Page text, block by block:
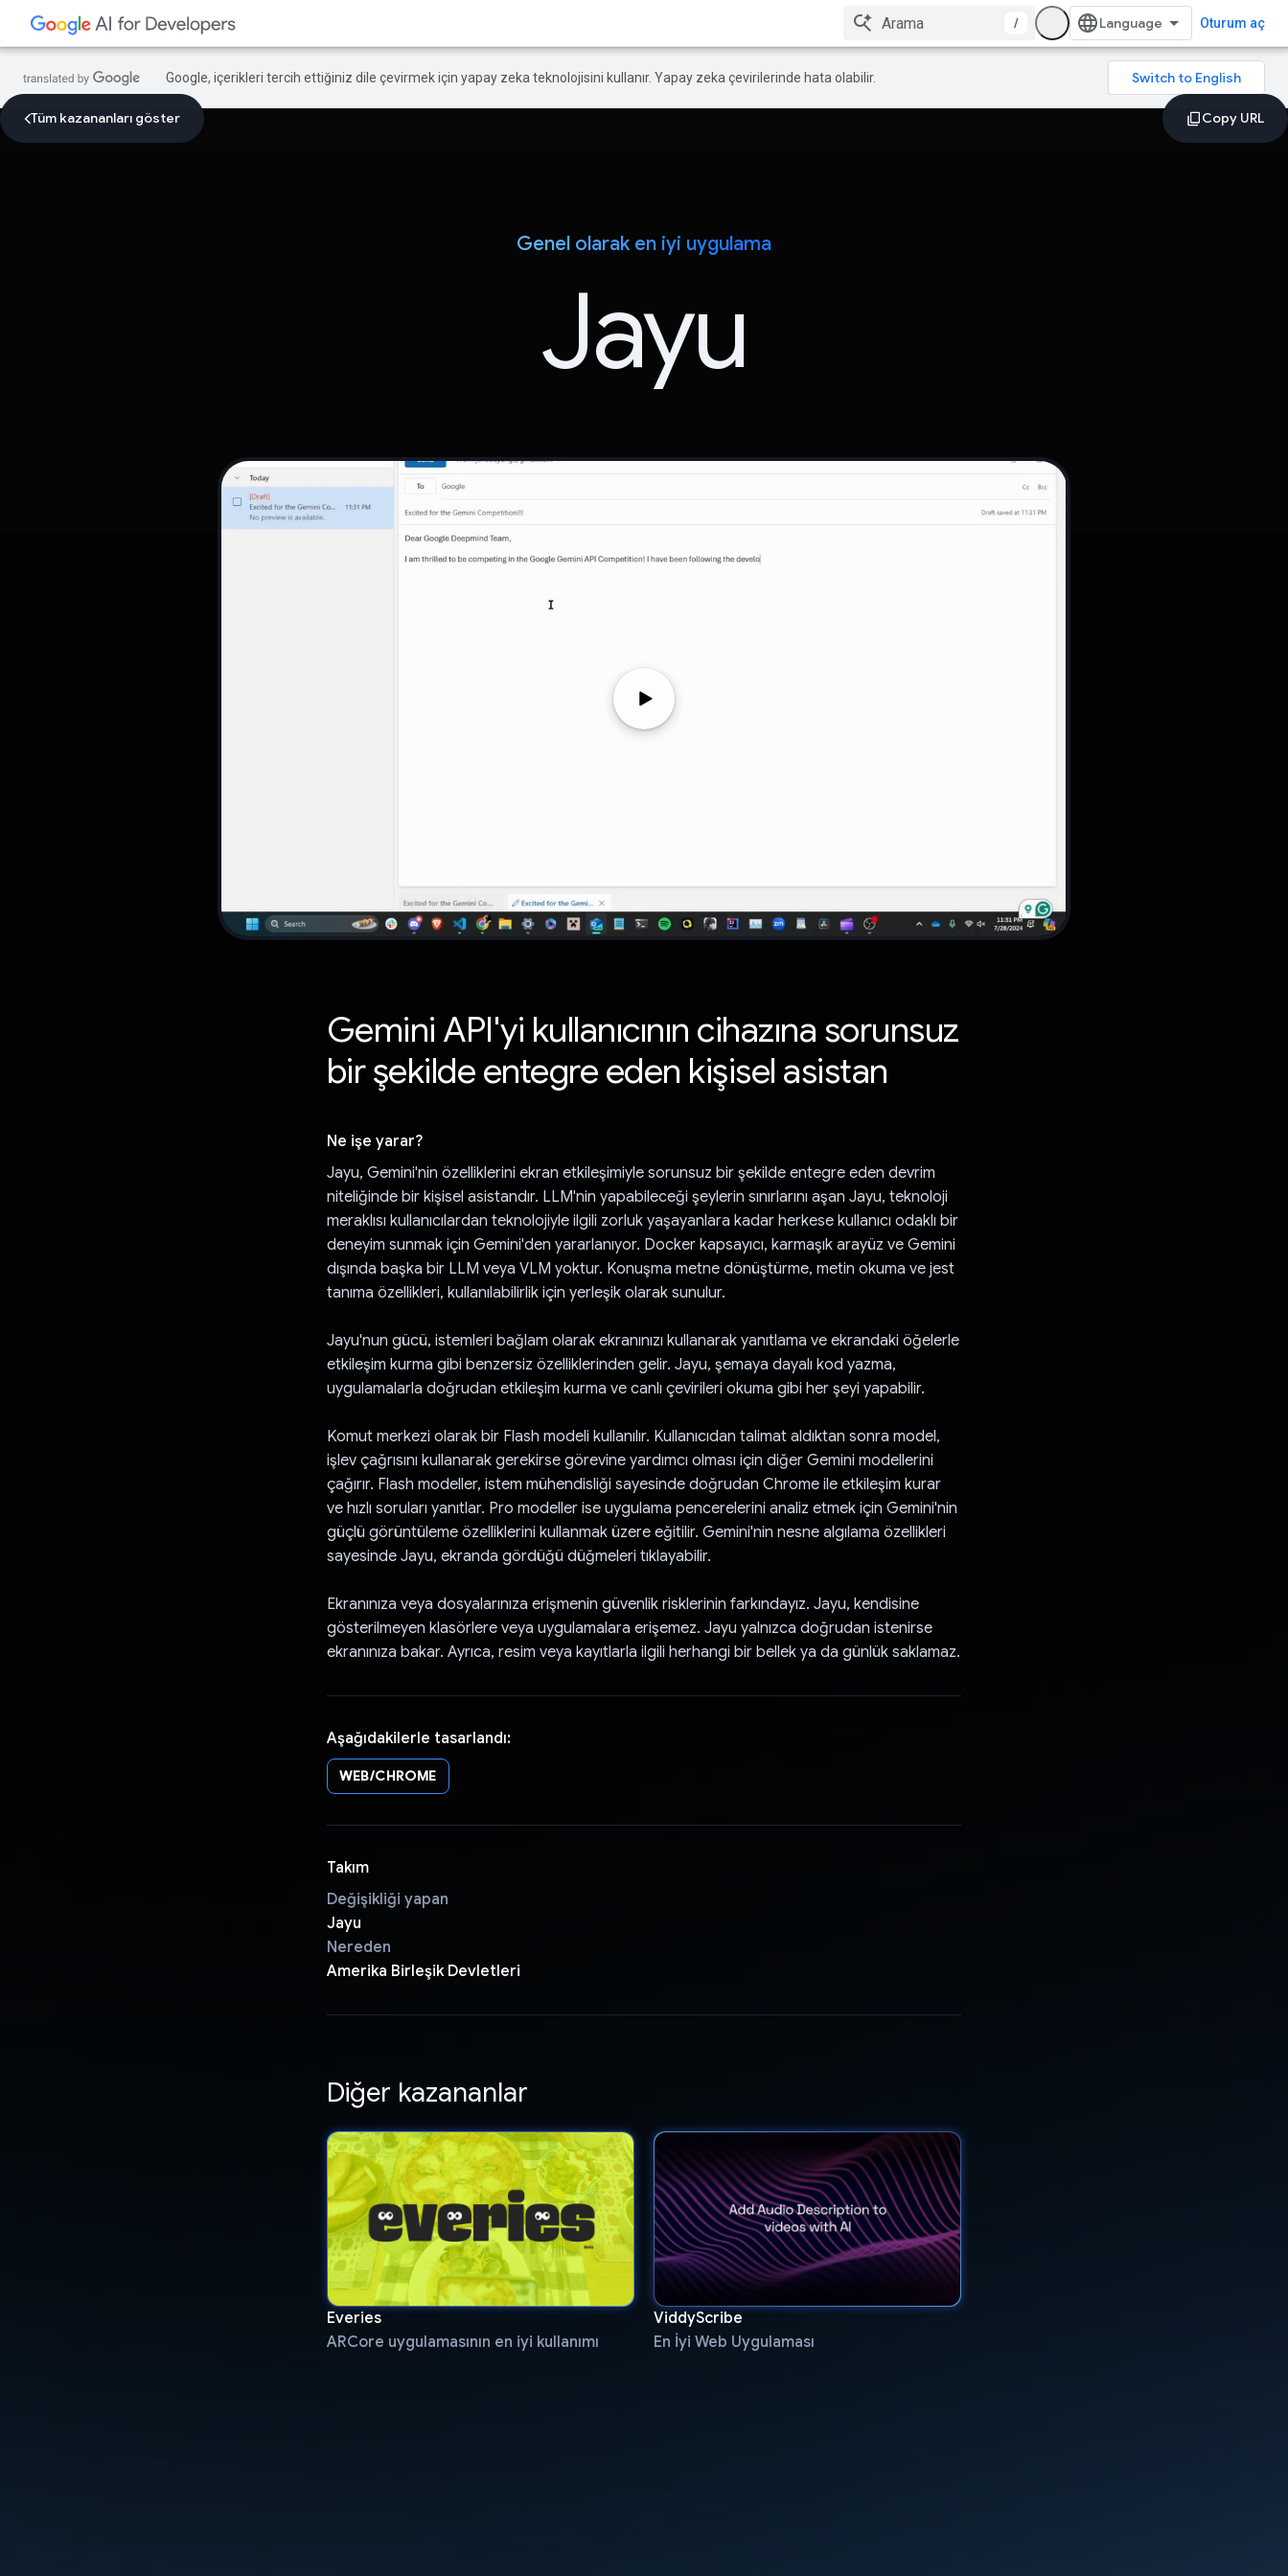
/ Oturum aç
Google, içerikleri tercih ettiğiniz dile çevirmek için yapay zeka teknolojisini kullanır. Yapay zeka çevirilerinde hata olabilir.
Tüm kazananları göster
Genel olarak en iyi uygulama
Jayu
Gemini API'yi kullanıcının cihazına sorunsuz
bir şekilde entegre eden kişisel asistan
Ne işe yarar?
Jayu, Gemini'nin özelliklerini ekran etkileşimiyle sorunsuz bir şekilde entegre eden devrim
niteliğinde bir kişisel asistandır. LLM'nin yapabileceği şeylerin sınırlarını aşan Jayu, teknoloji
meraklısı kullanıcılardan teknolojiyle ilgili zorluk yaşayanlara kadar herkese kullanıcı odaklı bir
deneyim sunmak için Gemini'den yararlanıyor. Docker kapsayıcı, karmaşık arayüz ve Gemini
dışında başka bir LLM veya VLM yoktur. Konuşma metne dönüştürme, metin okuma ve jest
tanıma özellikleri, kullanılabilirlik için yerleşik olarak sunulur.
Jayu'nun gücü, istemleri bağlam olarak ekranınızı kullanarak yanıtlama ve ekrandaki öğelerle
etkileşim kurma gibi benzersiz özelliklerinden gelir. Jayu, şemaya dayalı kod yazma,
uygulamalarla doğrudan etkileşim kurma ve canlı çevirileri okuma gibi her şeyi yapabilir.
Komut merkezi olarak bir Flash modeli kullanılır. Kullanıcıdan talimat aldıktan sonra model,
işlev çağrısını kullanarak gerekirse görevine yardımcı olması için diğer Gemini modellerini
çağırır. Flash modeller, istem mühendisliği sayesinde doğrudan Chrome ile etkileşim kurar
ve hızlı soruları yanıtlar. Pro modeller ise uygulama pencerelerini analiz etmek için Gemini'nin
güçlü görüntüleme özelliklerini kullanmak üzere eğitilir. Gemini'nin nesne algılama özellikleri
sayesinde Jayu, ekranda gördüğü düğmeleri tıklayabilir.
Ekranınıza veya dosyalarınıza erişmenin güvenlik risklerinin farkındayız. Jayu, kendisine
gösterilmeyen klasörlere veya uygulamalara erişemez. Jayu yalnızca doğrudan istenirse
ekranınıza bakar. Ayrıca, resim veya kayıtlarla ilgili herhangi bir bellek ya da günlük saklamaz.
Aşağıdakilerle tasarlandı:
WEB/CHROME
Takım
Değişikliği yapan
Jayu
Nereden
Amerika Birleşik Devletleri
Diğer kazananlar
Everies
ARCore uygulamasının en iyi kullanımı
ViddyScribe
En İyi Web Uygulaması